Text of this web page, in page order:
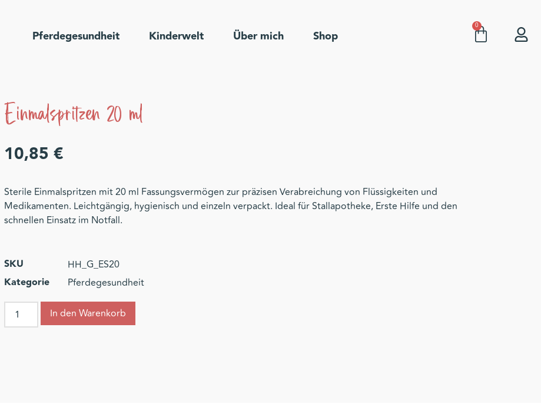
Pferdegesundheit Kinderwelt Über mich Shop
0
Einmalspritzen 20 ml
10,85 €
Sterile Einmalspritzen mit 20 ml Fassungsvermögen zur präzisen Verabreichung von Flüssigkeiten und
Medikamenten. Leichtgängig, hygienisch und einzeln verpackt. Ideal für Stallapotheke, Erste Hilfe und den
schnellen Einsatz im Notfall.
SKU HH_G_ES20
Kategorie Pferdegesundheit
In den Warenkorb